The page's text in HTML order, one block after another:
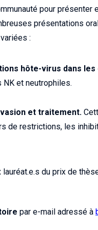
pour
présentations
:
hôte-virus dans
NK et neutrophiles.
et traitement.
de restrictions, les
du prix de
par e-mail adressé à